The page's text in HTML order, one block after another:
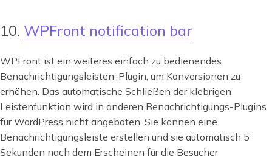
10. WPFront notification bar
WPFront ist ein weiteres einfach zu bedienendes
Benachrichtigungsleisten-Plugin, um Konversionen zu
erhöhen. Das automatische Schließen der klebrigen
Leistenfunktion wird in anderen Benachrichtigungs-Plugins
für WordPress nicht angeboten. Sie können eine
Benachrichtigungsleiste erstellen und sie automatisch 5
Sekunden nach dem Erscheinen für die Besucher